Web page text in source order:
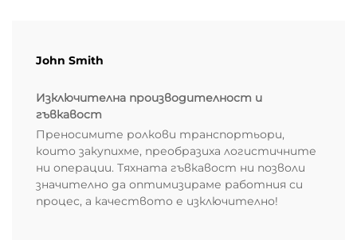
John Smith
Изключителна производителност и
гъвкавост
Преносимите ролкови транспортьори,
които закупихме, преобразиха логистичните
ни операции. Тяхната гъвкавост ни позволи
значително да оптимизираме работния си
процес, а качеството е изключително!